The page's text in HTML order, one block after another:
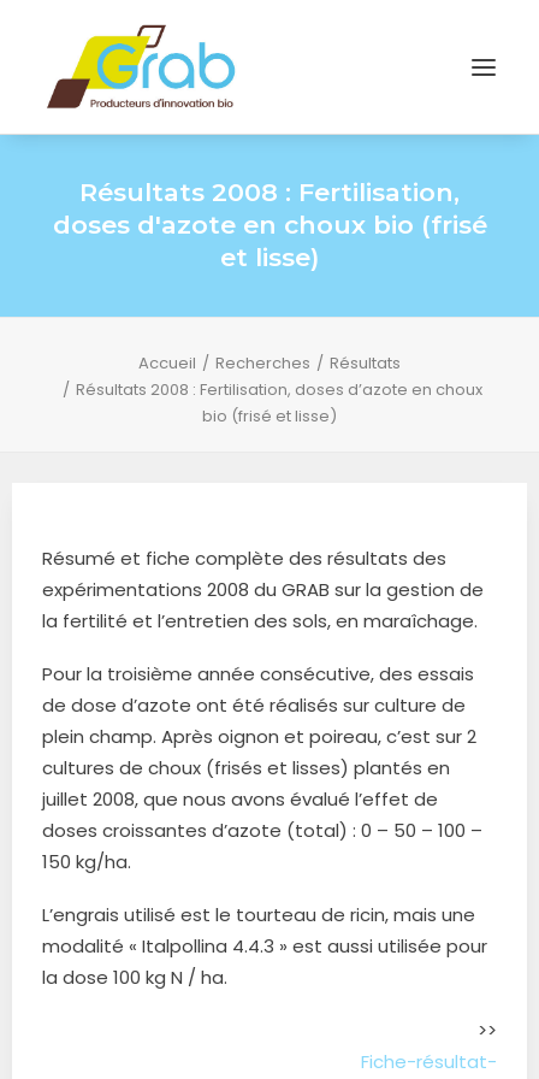
Résultats 2008 : Fertilisation,
doses d'azote en choux bio (frisé
et lisse)
Accueil Recherches
Résultats
Résultats 2008 : Fertilisation, doses d’azote en choux
bio (frisé et lisse)
Résumé et fiche complète des résultats des
expérimentations 2008 du GRAB sur la gestion de
la fertilité et l’entretien des sols, en maraîchage.
Pour la troisième année consécutive, des essais
de dose d’azote ont été réalisés sur culture de
plein champ. Après oignon et poireau, c’est sur 2
cultures de choux (frisés et lisses) plantés en
juillet 2008, que nous avons évalué l’effet de
doses croissantes d’azote (total) : 0 – 50 – 100 –
150 kg/ha.
L’engrais utilisé est le tourteau de ricin, mais une
modalité « Italpollina 4.4.3 » est aussi utilisée pour
la dose 100 kg N / ha.
>>
Fiche-résultat-